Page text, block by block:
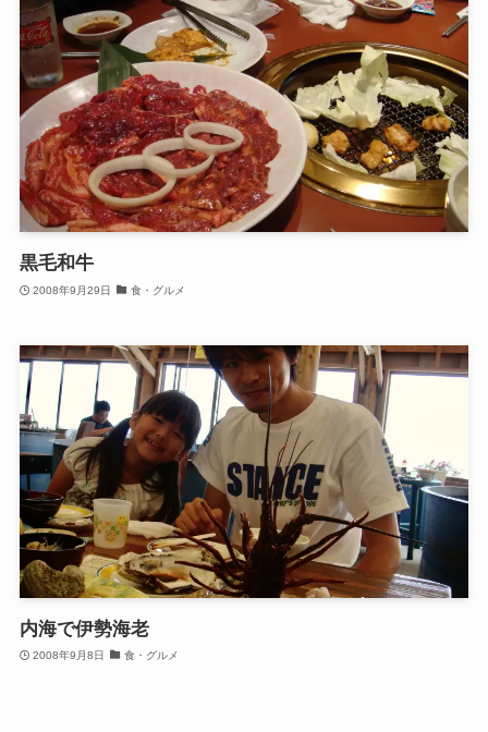
黒毛和牛
2008年9月29日 食・グルメ
内海で伊勢海老
2008年9月8日 食・グルメ